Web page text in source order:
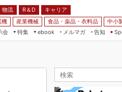
物流 R＆D
キャリア
機 産業機械 食品・薬品・衣料品
中小
会
特集
ebook
メルマガ
告知